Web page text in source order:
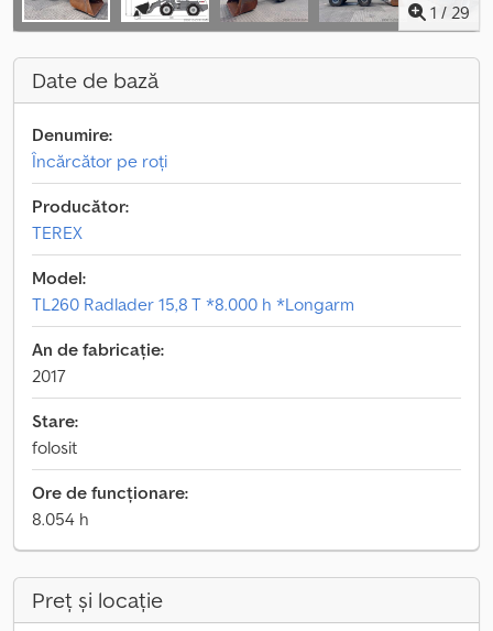
1 / 29
Date de bază
Denumire:
Încărcător pe roți
Producător:
TEREX
Model:
TL260 Radlader 15,8 T *8.000 h *Longarm
An de fabricație:
2017
Stare:
folosit
Ore de funcționare:
8.054 h
Preț și locație